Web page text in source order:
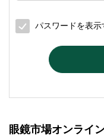
パスワードを表示
眼鏡市場オンライ